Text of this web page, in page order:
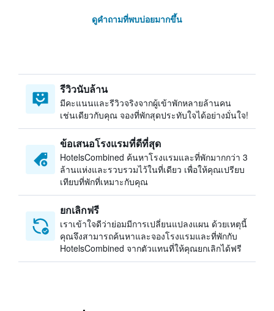
ดูคำถามที่พบบ่อยมากขึ้น
รีวิวนับล้าน
มีคะแนนและรีวิวจริงจากผู้เข้าพักหลายล้านคน
เช่นเดียวกับคุณ จองที่พักสุดประทับใจได้อย่างมั่นใจ!
ข้อเสนอโรงแรมที่ดีที่สุด
HotelsCombined ค้นหาโรงแรมและที่พักมากกว่า 3
ล้านแห่งและรวบรวมไว้ในที่เดียว เพื่อให้คุณเปรียบ
เทียบที่พักที่เหมาะกับคุณ
ยกเลิกฟรี
เราเข้าใจดีว่าย่อมมีการเปลี่ยนแปลงแผน ด้วยเหตุนี้
คุณจึงสามารถค้นหาและจองโรงแรมและที่พักกับ
HotelsCombined จากตัวแทนที่ให้คุณยกเลิกได้ฟรี